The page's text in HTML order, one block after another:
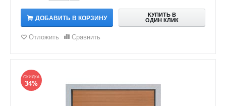
ДОБАВИТЬ В КОРЗИНУ
КУПИТЬ В
ОДИН КЛИК
Отложить Сравнить
СКИДКА
34%